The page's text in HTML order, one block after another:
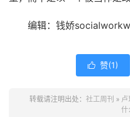
编辑：钱娇
 赞(1)
转载请注明出处： 社工周刊 »
什